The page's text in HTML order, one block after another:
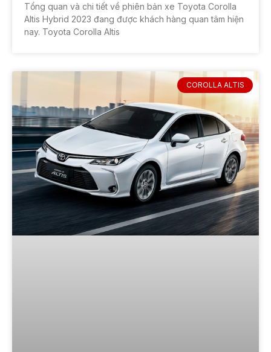
Tổng quan và chi tiết về phiên bản xe Toyota Corolla
Altis Hybrid 2023 đang được khách hàng quan tâm hiện
nay. Toyota Corolla Altis
COROLLA ALTIS